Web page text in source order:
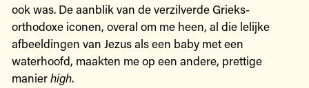
ook was. De aanblik van de verzilverde Grieks-
orthodoxe iconen, overal om me heen, al die lelijke
afbeeldingen van Jezus als een baby met een
waterhoofd, maakten me op een andere, prettige
manierhigh.